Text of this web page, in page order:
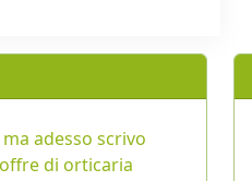
adesso scrivo
di orticaria